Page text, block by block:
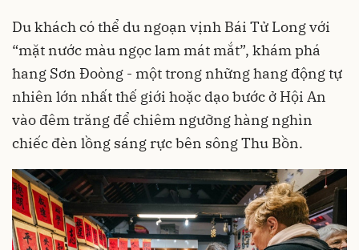
Du khách có thể du ngoạn vịnh Bái Tử Long với
“mặt nước màu ngọc lam mát mắt”, khám phá
hang Sơn Đoòng - một trong những hang động tự
nhiên lớn nhất thế giới hoặc dạo bước ở Hội An
vào đêm trăng để chiêm ngưỡng hàng nghìn
chiếc đèn lồng sáng rực bên sông Thu Bồn.